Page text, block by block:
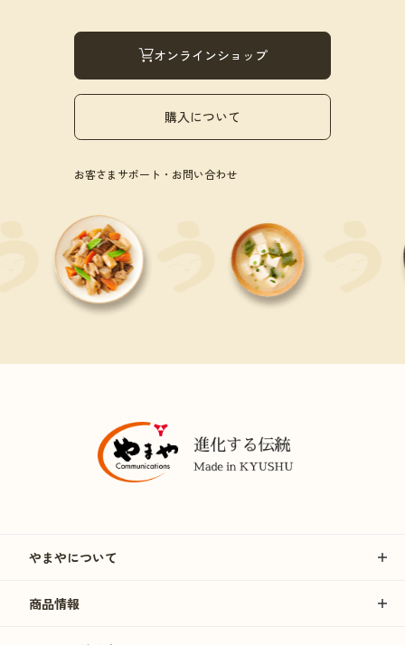
オンラインショップ
購入について
お客さまサポート・お問い合わせ
やまやについて
商品情報